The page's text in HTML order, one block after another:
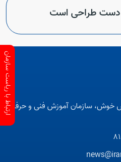
دست طراحی است
خوش، سازمان آموزش فنی و حرفه ارتباط با ریاست سازمان